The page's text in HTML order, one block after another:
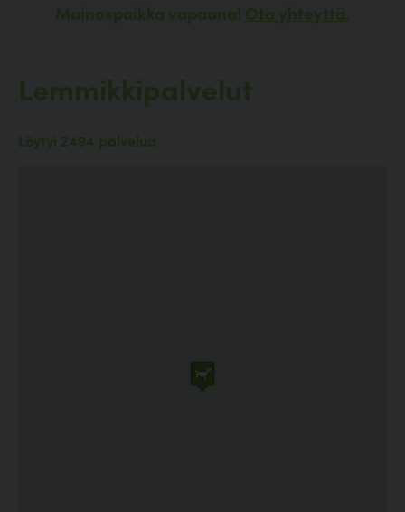
Mainospaikka vapaana! Ota yhteyttä.
Lemmikkipalvelut
Löytyi 2494 palvelua